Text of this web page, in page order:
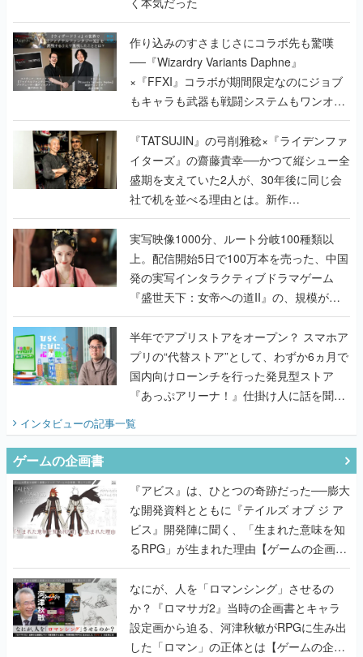
作り込みのすさまじさにコラボ先も驚嘆
──『Wizardry Variants Daphne』
×『FFXI』コラボが期間限定なのにジョブ
もキャラも武器も戦闘システムもワンオフ
で作り込まれた理由を両ディレクターに聞
く
『TATSUJIN』の弓削雅稔×『ライデンファ
イターズ』の齋藤貴幸──かつて縦シュー全
盛期を支えていた2人が、30年後に同じ会
社で机を並べる理由とは。新作
『TATSUJIN EXTREME』で初タッグを組
んだレジェンド2人に訊く開発秘話
実写映像1000分、ルート分岐100種類以
上。配信開始5日で100万本を売った、中国
発の実写インタラクティブドラマゲーム
『盛世天下：女帝への道II』の、規模が違
うこだわりをプロデューサーに聞いた
半年でアプリストアをオープン？ スマホア
プリの“代替ストア”として、わずか6ヵ月で
国内向けローンチを行った発見型ストア
『あっぷアリーナ！』仕掛け人に話を聞い
てみた
インタビューの記事一覧
ゲームの企画書
『アビス』は、ひとつの奇跡だった──膨大
な開発資料とともに『テイルズ オブ ジ ア
ビス』開発陣に聞く、「生まれた意味を知
るRPG」が生まれた理由【ゲームの企画
書】
なにが、人を「ロマンシング」させるの
か？『ロマサガ2』当時の企画書とキャラ
設定画から迫る、河津秋敏がRPGに生み出
した「ロマン」の正体とは【ゲームの企画